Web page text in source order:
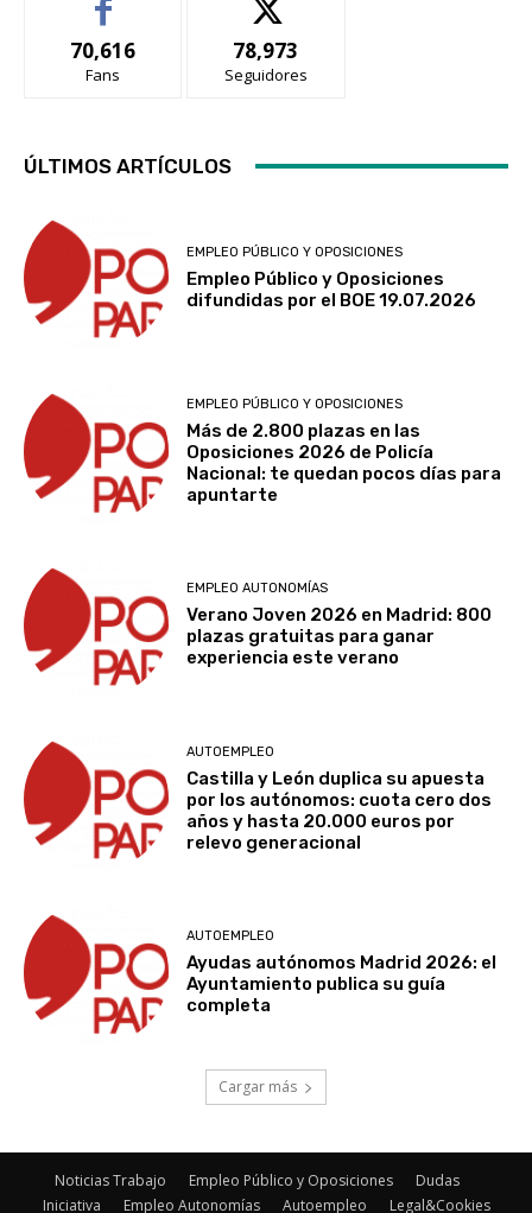
70,616
Fans
78,973
Seguidores
ÚLTIMOS ARTÍCULOS
EMPLEO PÚBLICO Y OPOSICIONES
Empleo Público y Oposiciones
difundidas por el BOE 19.07.2026
EMPLEO PÚBLICO Y OPOSICIONES
Más de 2.800 plazas en las
Oposiciones 2026 de Policía
Nacional: te quedan pocos días para
apuntarte
EMPLEO AUTONOMÍAS
Verano Joven 2026 en Madrid: 800
plazas gratuitas para ganar
experiencia este verano
AUTOEMPLEO
Castilla y León duplica su apuesta
por los autónomos: cuota cero dos
años y hasta 20.000 euros por
relevo generacional
AUTOEMPLEO
Ayudas autónomos Madrid 2026: el
Ayuntamiento publica su guía
completa
Cargar más
Noticias Trabajo Empleo Público y Oposiciones
Dudas
Iniciativa
Empleo Autonomías Autoempleo Legal&Cookies